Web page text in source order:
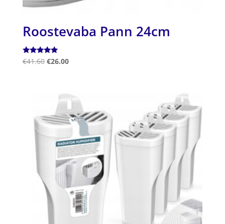
Roostevaba Pann 24cm
Hinnanguga
5.00
€41.60 €26.00